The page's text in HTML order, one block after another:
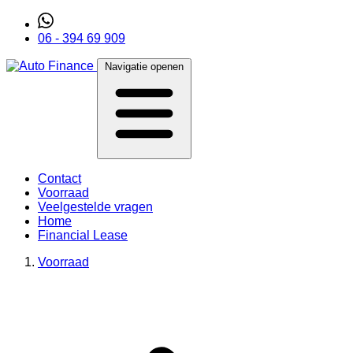
06 - 394 69 909
Navigatie openen
Contact
Voorraad
Veelgestelde vragen
Home
Financial Lease
Voorraad